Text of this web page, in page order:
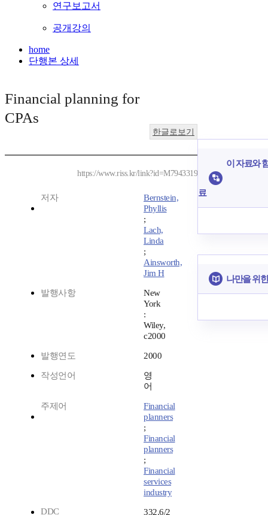
연구보고서
공개강의
home
단행본 상세
Financial planning for
CPAs
한글로보기
https://www.riss.kr/link?id=M7943319
저자
Bernstein,
Phyllis
;
Lach,
Linda
;
Ainsworth,
Jim H
발행사항
New
York
:
Wiley,
c2000
발행연도 2000
작성언어
영
어
주제어
Financial
planners
;
Financial
planners
;
Financial
services
industry
DDC
332.6/2
이 자료와
료
나만을 위